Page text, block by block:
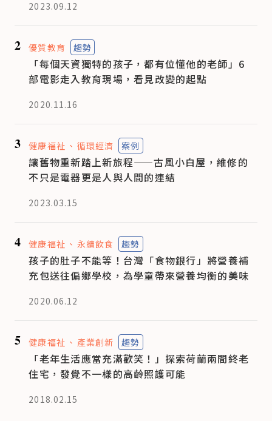
2023.09.12
2 優質教育 趨勢
「每個天資獨特的孩子，都有位懂他的老師」6
部電影走入教育現場，看見改變的起點
2020.11.16
3 健康福祉 循環經濟 案例
讓舊物重新踏上新旅程——古風小白屋，維修的
不只是電器更是人與人間的連結
2023.03.15
4 健康福祉 永續飲食 趨勢
孩子的肚子不能等！台灣「食物銀行」將營養補
充包送往偏鄉學校，為學童帶來營養均衡的美味
2020.06.12
5 健康福祉 產業創新 趨勢
「老年生活應當充滿歡笑！」探索荷蘭兩間終老
住宅，發覺不一樣的高齡照護可能
2018.02.15